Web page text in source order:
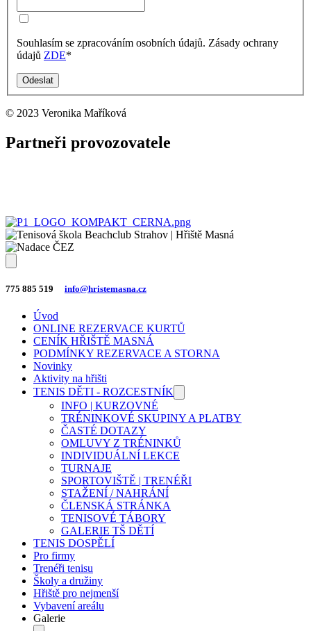
Souhlasím se zpracováním osobních údajů. Zásady ochrany
údajů ZDE*
Odeslat
© 2023 Veronika Maříková
Partneři provozovatele
775 885 519 info@hristemasna.cz
Úvod
ONLINE REZERVACE KURTŮ
CENÍK HŘIŠTĚ MASNÁ
PODMÍNKY REZERVACE A STORNA
Novinky
Aktivity na hřišti
TENIS DĚTI - ROZCESTNÍK
INFO | KURZOVNÉ
TRÉNINKOVÉ SKUPINY A PLATBY
ČASTÉ DOTAZY
OMLUVY Z TRÉNINKŮ
INDIVIDUÁLNÍ LEKCE
TURNAJE
SPORTOVIŠTĚ | TRENÉŘI
STAŽENÍ / NAHRÁNÍ
ČLENSKÁ STRÁNKA
TENISOVÉ TÁBORY
GALERIE TŠ DĚTÍ
TENIS DOSPĚLÍ
Pro firmy
Trenéři tenisu
Školy a družiny
Hřiště pro nejmenší
Vybavení areálu
Galerie